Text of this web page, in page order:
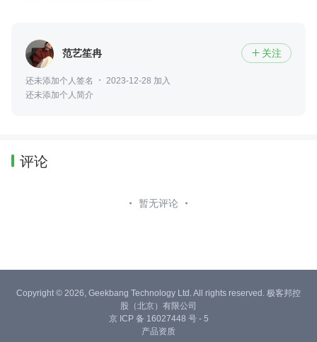
范艺笙冉  关注
还未添加个人签名
2023-12-28 加入
还未添加个人简介
评论
暂无评论
Copyright © 2026, Geekbang Technology Ltd. All rights reserved. 极客邦控
股（北京）有限公司
京 ICP 备 16027448 号 - 5
产品资质